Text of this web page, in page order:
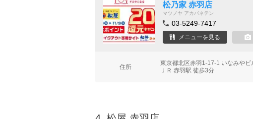
松乃家 赤羽店
マツノヤ アカバネテン
03-5249-7417
メニューを見る
住所
東京都北区赤羽1-17-1 いなみや
ＪＲ 赤羽駅 徒歩3分